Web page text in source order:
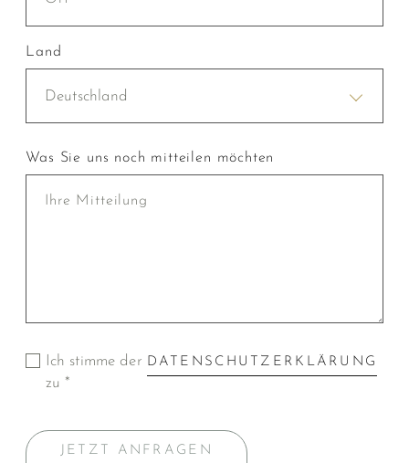
Land
Deutschland
Was Sie uns noch mitteilen möchten
Ich stimme der DATENSCHUTZERKLÄRUNG
zu *
JETZT ANFRAGEN